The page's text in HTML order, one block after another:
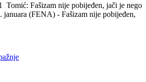
Tomić: Fašizam nije pobijeđen, jači je nego
(FENA) - Fašizam nije pobijeđen,